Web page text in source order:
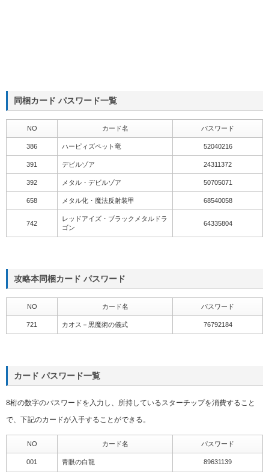
同梱カード パスワード一覧
NO カード名 パスワード
386 ハーピィズペット竜 52040216
391 デビルゾア 24311372
392 メタル・デビルゾア 50705071
658 メタル化・魔法反射装甲 68540058
742
レッドアイズ・ブラックメタルドラ
ゴン
64335804
攻略本同梱カード パスワード
NO カード名 パスワード
721 カオス－黒魔術の儀式 76792184
カード パスワード一覧
8桁の数字のパスワードを入力し、所持しているスターチップを消費すること
で、下記のカードが入手することができる。
NO カード名 パスワード
001 青眼の白龍 89631139